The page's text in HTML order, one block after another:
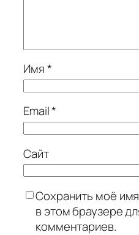
Имя*
Email*
Сайт
Сохранить моё
в этом браузере
комментариев.